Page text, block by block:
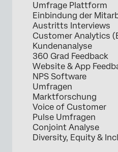
Umfrage Plattform
Einbindung der
Austritts Interviews
Customer Analytics
Kundenanalyse
360 Grad Feedback
Website & App
NPS Software
Umfragen
Marktforschung
Voice of Customer
Pulse Umfragen
Conjoint Analyse
Diversity, Equity &